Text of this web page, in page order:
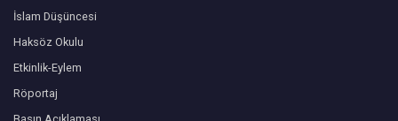
İslam Düşüncesi
Haksöz Okulu
Etkinlik-Eylem
Röportaj